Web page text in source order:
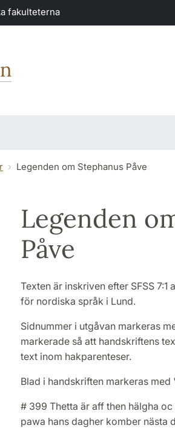
fakulteterna
Legenden om Stephanus Påve
Legenden
Påve
Texten är inskriven efter SFSS
för nordiska språk i Lund.
Sidnummer i utgåvan markeras
markerade så att handskriftens
text inom hakparenteser.
Blad i handskriften markeras med
# 399 Thetta är aff then hälgha
pawa hans dagher komber nästa